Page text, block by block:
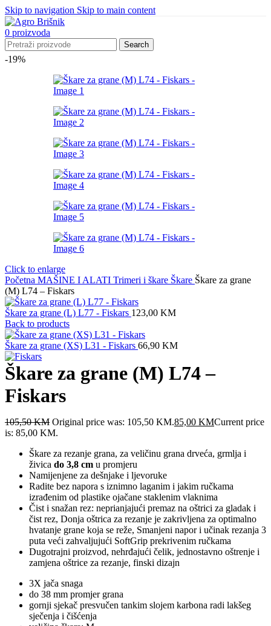
Skip to navigation Skip to main content
0 proizvoda
Search
-19%
Click to enlarge
Početna MAŠINE I ALATI Trimeri i škare Škare Škare za grane
(M) L74 – Fiskars
Škare za grane (L) L77 - Fiskars 123,00 KM
Back to products
Škare za grane (XS) L31 - Fiskars 66,90 KM
Škare za grane (M) L74 –
Fiskars
105,50KM Original price was: 105,50 KM.85,00 KMCurrent price
is: 85,00 KM.
Škare za rezanje grana, za veličinu grana drveća, grmlja i
živica do 3,8 cm u promjeru
Namijenjene za dešnjake i ljevoruke
Radite bez napora s iznimno laganim i jakim ručkama
izrađenim od plastike ojačane staklenim vlaknima
Čist i snažan rez: neprianjajući premaz na oštrici za gladak i
čist rez, Donja oštrica za rezanje je zakrivljena za optimalno
hvatanje grane koja se reže, Smanjeni napor i učinak rezanja 3
puta veći zahvaljujući SoftGrip prekrivenim ručkama
Dugotrajni proizvod, nehrđajući čelik, jednostavno oštrenje i
zamjena oštrice za rezanje, finski dizajn
3X jača snaga
do 38 mm promjer grana
gornji sjekač presvučen tankim slojem karbona radi lakšeg
sječenja i čišćenja